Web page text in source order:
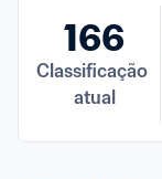
166
Classificação
atual